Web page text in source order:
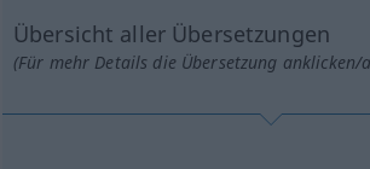
Übersicht aller Übersetzungen
(Für mehr Details die Übersetzung anklicken/